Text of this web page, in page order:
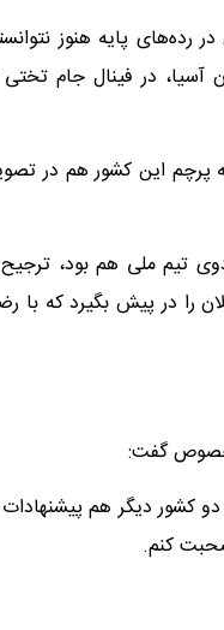
پایه هنوز
آسیا، در فینال جام
پرچم این کشور هم در
ملی هم بود، ترجیح
را در پیش بگیرد که
خصوص گفت:
دو کشور دیگر هم
کنم.